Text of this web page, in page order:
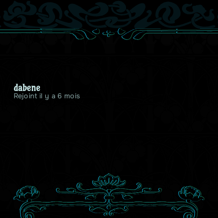
dabene
Rejoint il y a 6 mois